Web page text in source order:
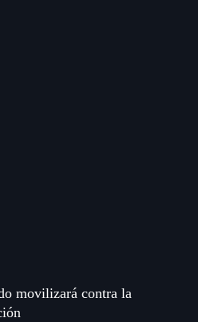
movilizará contra la